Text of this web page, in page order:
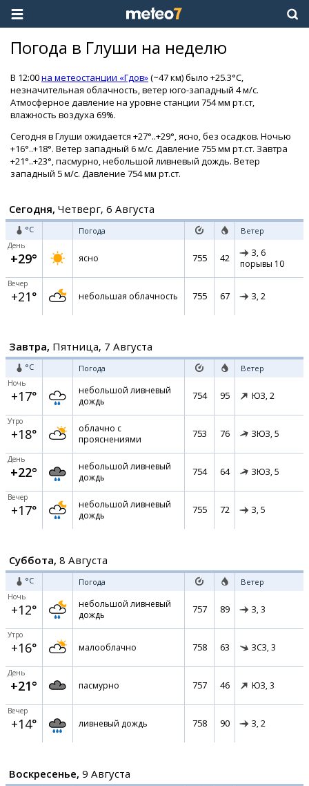
Погода в Глуши на неделю
В 12:00на метеостанции «Гдов»(~47 км) было +25.3°C,
незначительная облачность, ветер юго-западный 4 м/с.
Атмосферное давление на уровне станции 754 мм рт.ст,
влажность воздуха 69%.
Сегодня в Глуши ожидается +27°..+29°, ясно, без осадков. Ночью
+16°..+18°. Ветер западный 6 м/с. Давление 755 мм рт.ст. Завтра
+21°..+23°, пасмурно, небольшой ливневый дождь. Ветер
западный 5 м/с. Давление 754 мм рт.ст.
Сегодня, Четверг, 6 Августа
°C Погода Ветер
День
+29° ясно 755 42 З, 6
порывы 10
Вечер
+21° небольшая облачность 755 67 З, 2
Завтра, Пятница, 7 Августа
°C Погода Ветер
Ночь
+17°
небольшой ливневый
дождь
754 95 ЮЗ, 2
Утро
+18°
облачно с
прояснениями
753 76 ЗЮЗ, 5
День
+22°
небольшой ливневый
дождь
754 64 ЗЮЗ, 5
Вечер
+17°
небольшой ливневый
дождь
755 72 З, 5
Суббота, 8 Августа
°C Погода Ветер
Ночь
+12°
небольшой ливневый
дождь
757 89 З, 3
Утро
+16° малооблачно 758 63 ЗСЗ, 3
День
+21° пасмурно 757 46 ЮЗ, 3
Вечер
+14° ливневый дождь 758 90 З, 2
Воскресенье, 9 Августа